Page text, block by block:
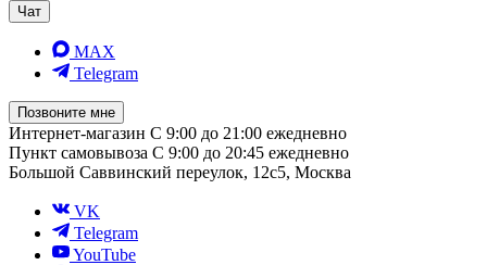
Чат
MAX
Telegram
Позвоните мне
Интернет-магазин С 9:00 до 21:00 ежедневно
Пункт самовывоза С 9:00 до 20:45 ежедневно
Большой Саввинский переулок, 12с5, Москва
VK
Telegram
YouTube